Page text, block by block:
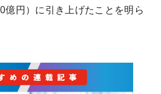
億円）に引き上げたことを明ら